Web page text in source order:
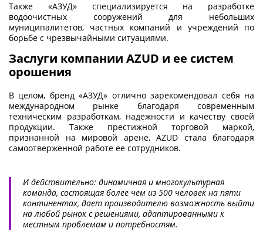
Также «АЗУД» специализируется на разработке
водоочистных сооружений для небольших
муниципалитетов, частных компаний и учреждений по
борьбе с чрезвычайными ситуациями.
Заслуги компании AZUD и ее систем
орошения
В целом, бренд «АЗУД» отлично зарекомендовал себя на
международном рынке благодаря современным
техническим разработкам, надежности и качеству своей
продукции. Также престижной торговой маркой,
признанной на мировой арене, AZUD стала благодаря
самоотверженной работе ее сотрудников.
И действительно: динамичная и многокультурная
команда, состоящая более чем из 500 человек на пяти
континентах, дает производителю возможность выйти
на любой рынок с решениями, адаптированными к
местным проблемам и потребностям.